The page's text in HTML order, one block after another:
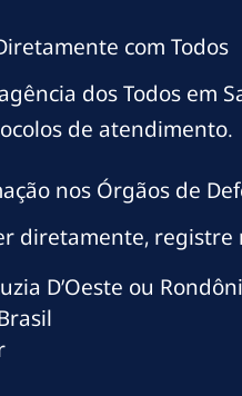
com Todos
dos Todos em
de atendimento.
nos Órgãos de
diretamente, registre
D’Oeste ou